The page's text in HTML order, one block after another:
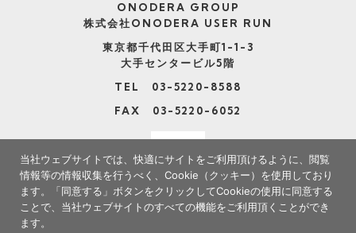
ONODERA GROUP
株式会社ONODERA USER RUN
東京都千代田区大手町1-1-3
大手センタービル5階
TEL 03-5220-8588
FAX 03-5220-6052
当社ウェブサイトでは、快適にサイトをご利用頂けるように、閲覧
情報等の情報収集を行うべく、Cookie（クッキー）を使用しており
ます。
「同意する」ボタンをクリックしてCookieの使用に同意する
ことで、当社ウェブサイトのすべての機能をご利用頂くことができ
ます。